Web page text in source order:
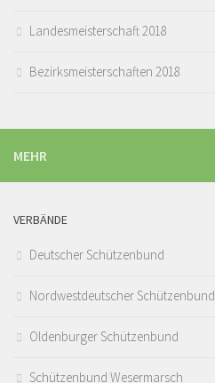
Landesmeisterschaft 2018
Bezirksmeisterschaften 2018
MEHR
VERBÄNDE
Deutscher Schützenbund
Nordwestdeutscher Schützenbund
Oldenburger Schützenbund
Schützenbund Wesermarsch